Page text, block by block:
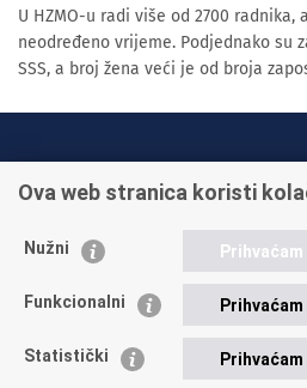
U HZMO-u radi više od 2700 radnika,
neodređeno vrijeme. Podjednako su
SSS, a broj žena veći je od broja
+385 1
Ova web stranica koristi
Nužni Prihvaćam
Funkcionalni Prihvaćam
Statistički Prihvaćam